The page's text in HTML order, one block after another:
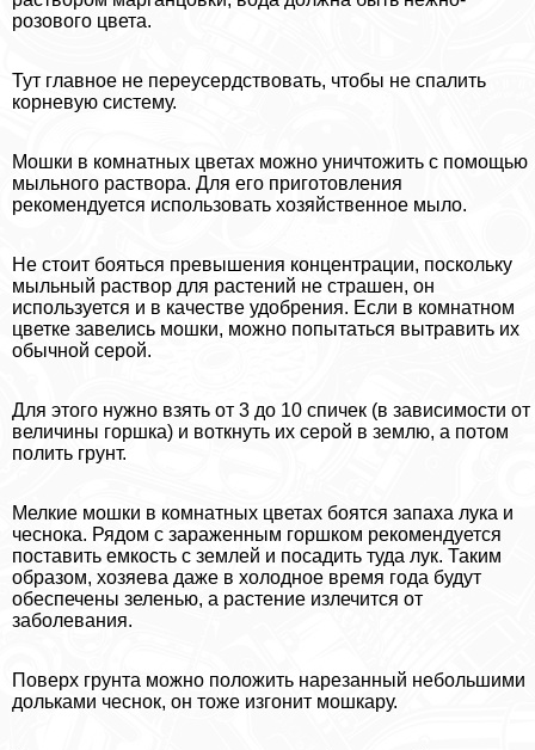
розового цвета.
Тут главное не переусердствовать, чтобы не спалить
корневую систему.
Мошки в комнатных цветах можно уничтожить с помощью
мыльного раствора. Для его приготовления
рекомендуется использовать хозяйственное мыло.
Не стоит бояться превышения концентрации, поскольку
мыльный раствор для растений не страшен, он
используется и в качестве удобрения. Если в комнатном
цветке завелись мошки, можно попытаться вытравить их
обычной серой.
Для этого нужно взять от 3 до 10 спичек (в зависимости от
величины горшка) и воткнуть их серой в землю, а потом
полить грунт.
Мелкие мошки в комнатных цветах боятся запаха лука и
чеснока. Рядом с зараженным горшком рекомендуется
поставить емкость с землей и посадить туда лук. Таким
образом, хозяева даже в холодное время года будут
обеспечены зеленью, а растение излечится от
заболевания.
Поверх грунта можно положить нарезанный небольшими
дольками чеснок, он тоже изгонит мошкару.